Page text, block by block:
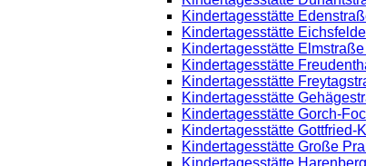
Kindertagesstätte
Kindertagesstätte
Kindertagesstätte
Kindertagesstätte
Kindertagesstätte
Kindertagesstätte
Kindertagesstätte Gorch-
Kindertagesstätte
Kindertagesstätte Große
Kindertagesstätte